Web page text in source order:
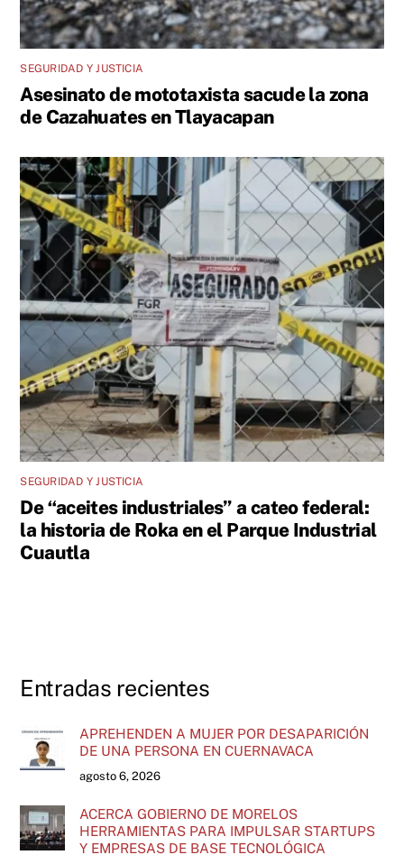
SEGURIDAD Y JUSTICIA
Asesinato de mototaxista sacude la zona
de Cazahuates en Tlayacapan
SEGURIDAD Y JUSTICIA
De “aceites industriales” a cateo federal:
la historia de Roka en el Parque Industrial
Cuautla
Entradas recientes
APREHENDEN A MUJER POR DESAPARICIÓN
DE UNA PERSONA EN CUERNAVACA
agosto 6, 2026
ACERCA GOBIERNO DE MORELOS
HERRAMIENTAS PARA IMPULSAR STARTUPS
Y EMPRESAS DE BASE TECNOLÓGICA